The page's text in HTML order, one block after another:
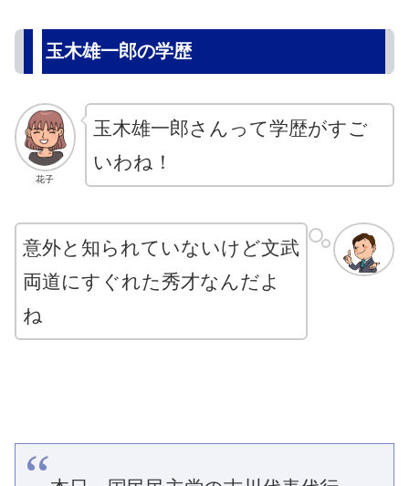
玉木雄一郎の学歴
花子
玉木雄一郎さんって学歴がすご
いわね！
意外と知られていないけど文武
両道にすぐれた秀才なんだよ
ね